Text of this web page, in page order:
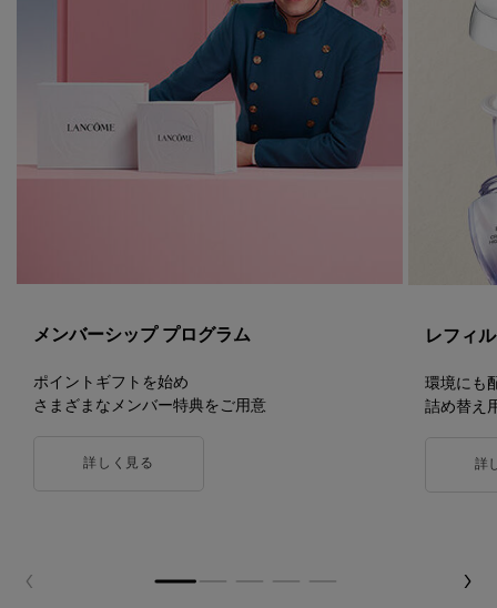
メンバーシップ プログラム
ポイントギフトを始め
さまざまなメンバー特典をご用意
詳しく見る
レフィ
環境にも
詰め替え
詳